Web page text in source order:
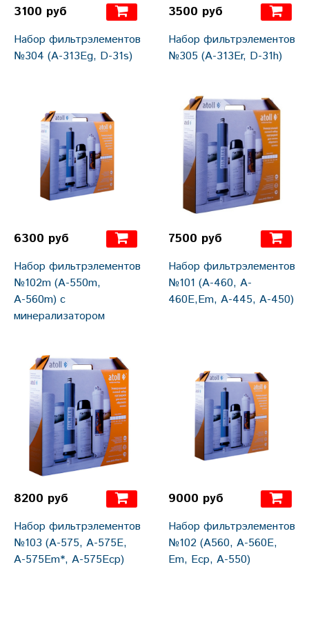
3100 руб
Набор фильтрэлементов
№304 (A-313Eg, D-31s)
3500 руб
Набор фильтрэлементов
№305 (A-313Er, D-31h)
6300 руб
Набор фильтрэлементов
№102m (A-550m,
А-560m) с
минерализатором
7500 руб
Набор фильтрэлементов
№101 (A-460, A-
460E,Em, A-445, A-450)
8200 руб
Набор фильтрэлементов
№103 (A-575, А-575Е,
A-575Em*, A-575Ecp)
9000 руб
Набор фильтрэлементов
№102 (A560, A-560E,
Em, Eсp, A-550)